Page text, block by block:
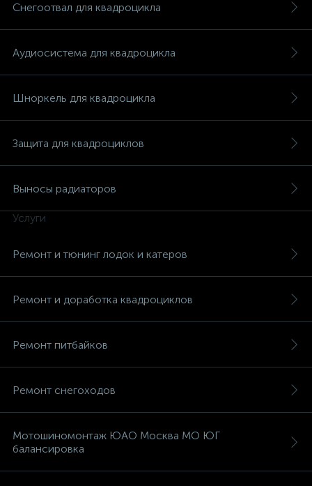
Снегоотвал для квадроцикла
Аудиосистема для квадроцикла
Шноркель для квадроцикла
Защита для квадроциклов
Выносы радиаторов
Услуги
Ремонт и тюнинг лодок и катеров
Ремонт и доработка квадроциклов
Ремонт питбайков
Ремонт снегоходов
Мотошиномонтаж ЮАО Москва МО ЮГ
балансировка